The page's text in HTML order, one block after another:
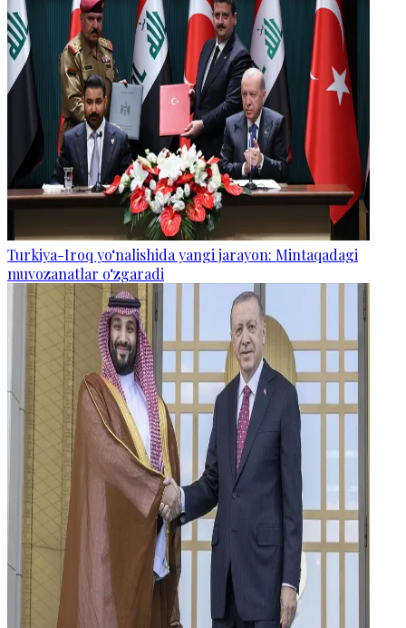
Turkiya-Iroq yo‘nalishida yangi jarayon: Mintaqadagi
muvozanatlar o‘zgaradi